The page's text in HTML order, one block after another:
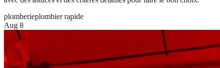
plomberieplombier rapide
Aug 8